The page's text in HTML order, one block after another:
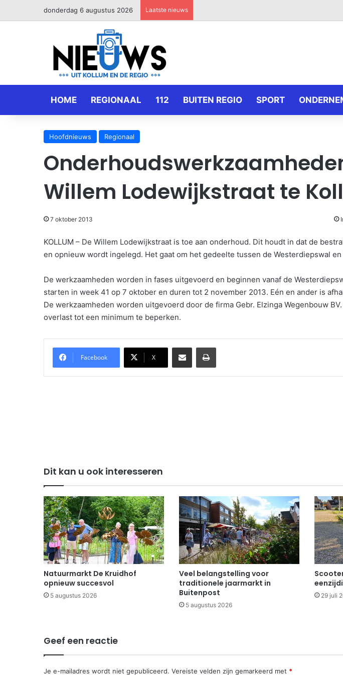
donderdag 6 augustus 2026 Laatste nieuws
HOME REGIONAAL 112 BUITEN REGIO SPORT
Hoofdnieuws Regionaal
Willem Lodewijkstraat te
7 oktober 2013
KOLLUM – De Willem Lodewijkstraat is toe aan onderhoud. Dit houdt in dat de
en opnieuw wordt ingelegd. Het gaat om het gedeelte tussen de Westerdiepswal
De werkzaamheden worden in fases uitgevoerd en beginnen vanaf de
starten in week 41 op 7 oktober en duren tot 2 november 2013. Eén en ander is
De werkzaamheden worden uitgevoerd door de firma Gebr. Elzinga Wegenbouw
overlast tot een minimum te beperken.
Facebook X
Delen via Email Print
Dit kan u ook interesseren
Natuurmarkt De Kruidhof
opnieuw succesvol
5 augustus 2026
Veel belangstelling voor
traditionele jaarmarkt in
Buitenpost
5 augustus 2026
29 juli
Geef een reactie
Je e-mailadres wordt niet gepubliceerd. Vereiste velden zijn gemarkeerd met *